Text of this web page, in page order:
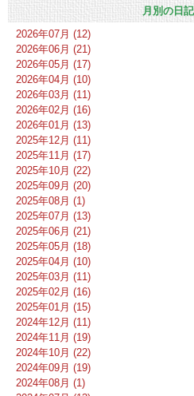
月別の日
2026年07月 (12)
2026年06月 (21)
2026年05月 (17)
2026年04月 (10)
2026年03月 (11)
2026年02月 (16)
2026年01月 (13)
2025年12月 (11)
2025年11月 (17)
2025年10月 (22)
2025年09月 (20)
2025年08月 (1)
2025年07月 (13)
2025年06月 (21)
2025年05月 (18)
2025年04月 (10)
2025年03月 (11)
2025年02月 (16)
2025年01月 (15)
2024年12月 (11)
2024年11月 (19)
2024年10月 (22)
2024年09月 (19)
2024年08月 (1)